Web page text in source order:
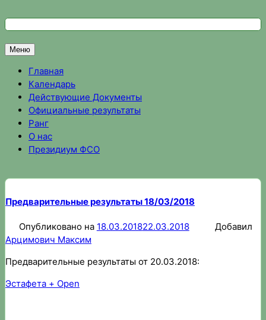
кФедерация спортивного ориентирования Омской области
Спортивное ориентирование в Омске, результаты
Меню
Главная
Календарь
Действующие Документы
Официальные результаты
Ранг
О нас
Президиум ФСО
Предварительные результаты 18/03/2018
Опубликовано на 18.03.201822.03.2018
Добавил
Арцимович Максим
Предварительные результаты от 20.03.2018:
Эстафета + Open